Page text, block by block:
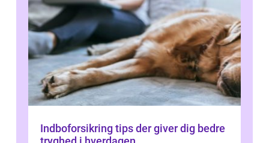
Indboforsikring tips der giver dig bedre